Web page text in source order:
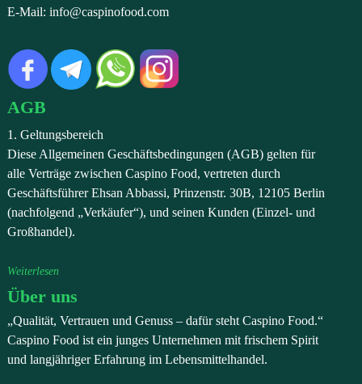
E-Mail: info@caspinofood.com
AGB
1. Geltungsbereich
Diese Allgemeinen Geschäftsbedingungen (AGB) gelten für
alle Verträge zwischen Caspino Food, vertreten durch
Geschäftsführer Ehsan Abbassi, Prinzenstr. 30B, 12105 Berlin
(nachfolgend „Verkäufer“), und seinen Kunden (Einzel- und
Großhandel).
Weiterlesen
Über uns
„Qualität, Vertrauen und Genuss – dafür steht Caspino Food.“
Caspino Food ist ein junges Unternehmen mit frischem Spirit
und langjähriger Erfahrung im Lebensmittelhandel.